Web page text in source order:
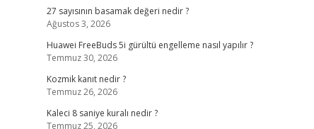
27 sayısının basamak değeri nedir ?
Ağustos 3, 2026
Huawei FreeBuds 5i gürültü engelleme nasıl yapılır ?
Temmuz 30, 2026
Kozmik kanıt nedir ?
Temmuz 26, 2026
Kaleci 8 saniye kuralı nedir ?
Temmuz 25, 2026